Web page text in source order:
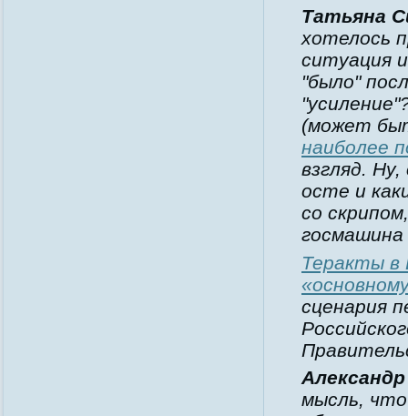
Татьяна
хотелось
ситуация
"было"
(может
наиболее
взгляд.
осте и
со
госмашина
Теракты в
сценария
мысль, что